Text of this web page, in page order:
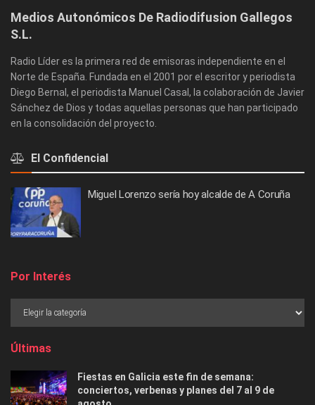
Medios Autonómicos De Radiodifusion Gallegos
S.L.
Radio Líder es la primera red de emisoras independiente en el
Norte de España. Fundada en el 2001 por el escritor y periodista
Diego Bernal, el periodista Manuel Casal, la colaboración de Javier
Sánchez de Dios y todas aquellas personas que han participado
en la consolidación del proyecto.
El Confidencial
Miguel Lorenzo sería hoy alcalde de A Coruña
Por Interés
Últimas
Fiestas en Galicia este fin de semana:
conciertos, verbenas y planes del 7 al 9 de